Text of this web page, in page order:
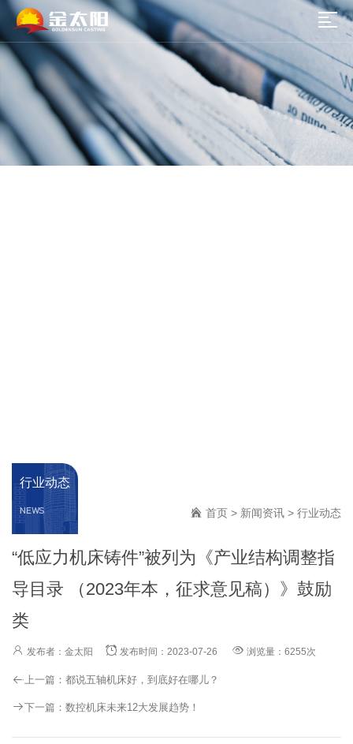
行业动态
NEWS 首页 > 新闻资讯 > 行业动态
“低应力机床铸件”被列为《产业结构调整指
导目录 （2023年本，征求意见稿）》鼓励
类
发布者：金太阳 发布时间：2023-07-26 浏览量：6255次
上一篇： 都说五轴机床好，到底好在哪儿？
下一篇： 数控机床未来12大发展趋势！